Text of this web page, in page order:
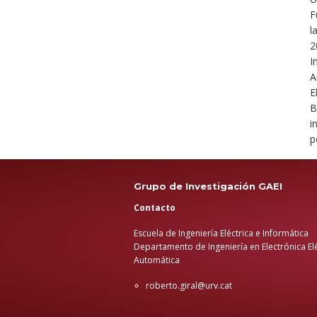
Grupo de Investigación GAEI
Contacto
Escuela de Ingeniería Eléctrica e Informática
Departamento de Ingeniería en Electrónica
Automática
roberto.giral@urv.cat